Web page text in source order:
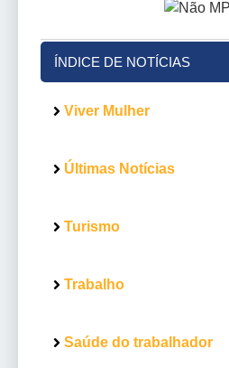
ÍNDICE DE NOTÍCIAS
Viver Mulher
Últimas Notícias
Turismo
Trabalho
Saúde do trabalhador